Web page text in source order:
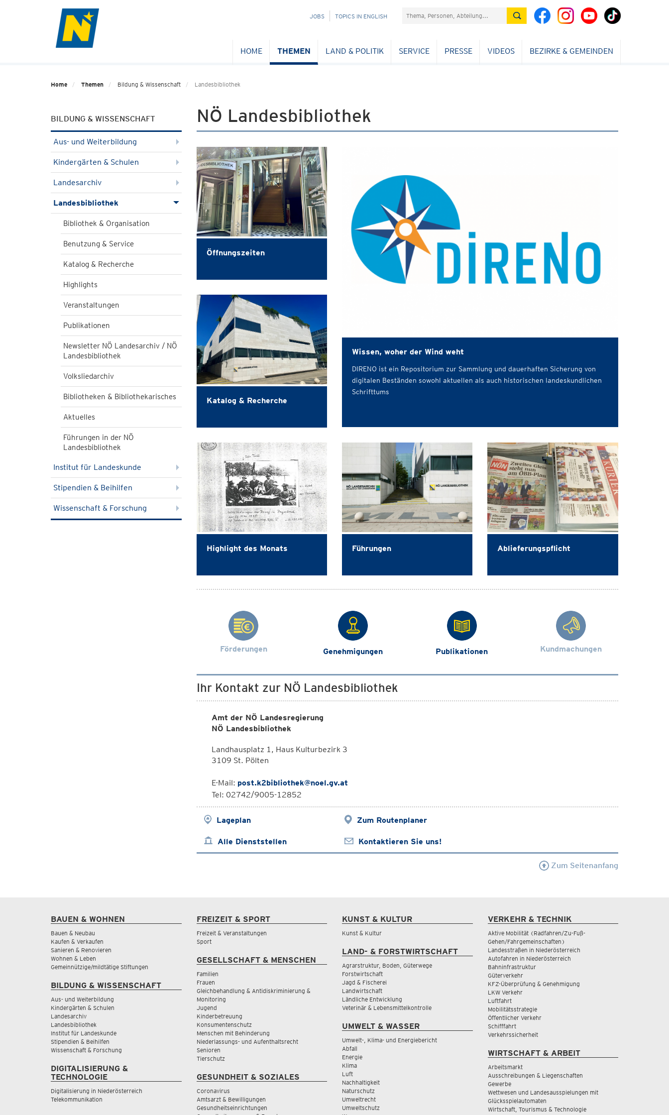
NAVIGATION
JOBS TOPICS IN ENGLISH Suchefeld
HOME THEMEN LAND & POLITIK SERVICE PRESSE VIDEOS BEZIRKE & GEMEINDEN
Home Themen Bildung & Wissenschaft Landesbibliothek
BILDUNG & WISSENSCHAFT
Aus- und Weiterbildung
Kindergärten & Schulen
Landesarchiv
Landesbibliothek
Bibliothek & Organisation
Benutzung & Service
Katalog & Recherche
Highlights
Veranstaltungen
Publikationen
Newsletter NÖ Landesarchiv / NÖ
Landesbibliothek
Volksliedarchiv
Bibliotheken & Bibliothekarisches
Aktuelles
Führungen in der NÖ
Landesbibliothek
Institut für Landeskunde
Stipendien & Beihilfen
Wissenschaft & Forschung
NÖ Landesbibliothek
Wissen, woher der Wind weht
DIRENO ist ein Repositorium zur Sammlung und dauerhaften Sicherung von
digitalen Beständen sowohl aktuellen als auch historischen landeskundlichen
Schrifttums
Öffnungszeiten
Katalog & Recherche
Highlight des Monats Führungen Ablieferungspflicht
Förderungen Genehmigungen Publikationen Kundmachungen
Ihr Kontakt zur NÖ Landesbibliothek
Amt der NÖ Landesregierung
NÖ Landesbibliothek
Landhausplatz 1, Haus Kulturbezirk 3
3109 St. Pölten
E-Mail: post.k2bibliothek@noel.gv.at
Tel: 02742/9005-12852
Lageplan Zum Routenplaner
Alle Dienststellen Kontaktieren Sie uns!
Zum Seitenanfang
BAUEN & WOHNEN
Bauen & Neubau
Kaufen & Verkaufen
Sanieren & Renovieren
Wohnen & Leben
Gemeinnützige/mildtätige Stiftungen
BILDUNG & WISSENSCHAFT
Aus- und Weiterbildung
Kindergärten & Schulen
Landesarchiv
Landesbibliothek
Institut für Landeskunde
Stipendien & Beihilfen
Wissenschaft & Forschung
DIGITALISIERUNG &
TECHNOLOGIE
Digitalisierung in Niederösterreich
Telekommunikation
FREIZEIT & SPORT
Freizeit & Veranstaltungen
Sport
GESELLSCHAFT & MENSCHEN
Familien
Frauen
Gleichbehandlung & Antidiskriminierung &
Monitoring
Jugend
Kinderbetreuung
Konsumentenschutz
Menschen mit Behinderung
Niederlassungs- und Aufenthaltsrecht
Senioren
Tierschutz
GESUNDHEIT & SOZIALES
Coronavirus
Amtsarzt & Bewilligungen
Gesundheitseinrichtungen
KUNST & KULTUR
Kunst & Kultur
LAND- & FORSTWIRTSCHAFT
Agrarstruktur, Boden, Güterwege
Forstwirtschaft
Jagd & Fischerei
Landwirtschaft
Ländliche Entwicklung
Veterinär & Lebensmittelkontrolle
UMWELT & WASSER
Umwelt-, Klima- und Energiebericht
Abfall
Energie
Klima
Luft
Nachhaltigkeit
Naturschutz
Umweltrecht
Umweltschutz
VERKEHR & TECHNIK
Aktive Mobilität (Radfahren/Zu-Fuß-
Gehen/Fahrgemeinschaften)
Landesstraßen in Niederösterreich
Autofahren in Niederösterreich
Bahninfrastruktur
Güterverkehr
KFZ-Überprüfung & Genehmigung
LKW Verkehr
Luftfahrt
Mobilitätsstrategie
Öffentlicher Verkehr
Schifffahrt
Verkehrssicherheit
WIRTSCHAFT & ARBEIT
Arbeitsmarkt
Ausschreibungen & Liegenschaften
Gewerbe
Wettwesen und Landesausspielungen mit
Glücksspielautomaten
Wirtschaft, Tourismus & Technologie